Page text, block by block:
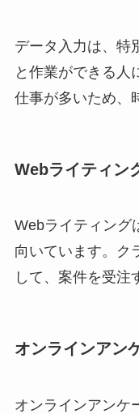
データ入力は、特
と作業ができる人
仕事が多いため、
Webライティン
Webライティング
向いています。ク
して、案件を受注
オンラインアン
オンラインアンケ